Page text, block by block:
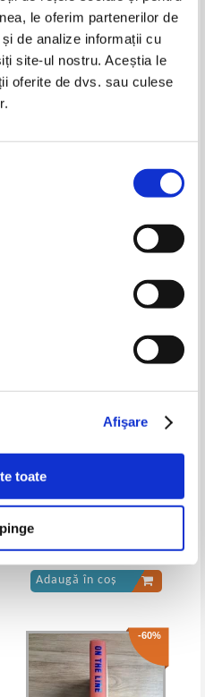
le oferim partenerilor de
de analize informații cu
site-ul nostru. Aceștia le
oferite de dvs. sau culese
Afişare
toate
singuratate
Gabriel Garcia Marquez - Un veac de
-60%
Anna Gavalda - La consolante
-50%
Adaugă în coș
-60%